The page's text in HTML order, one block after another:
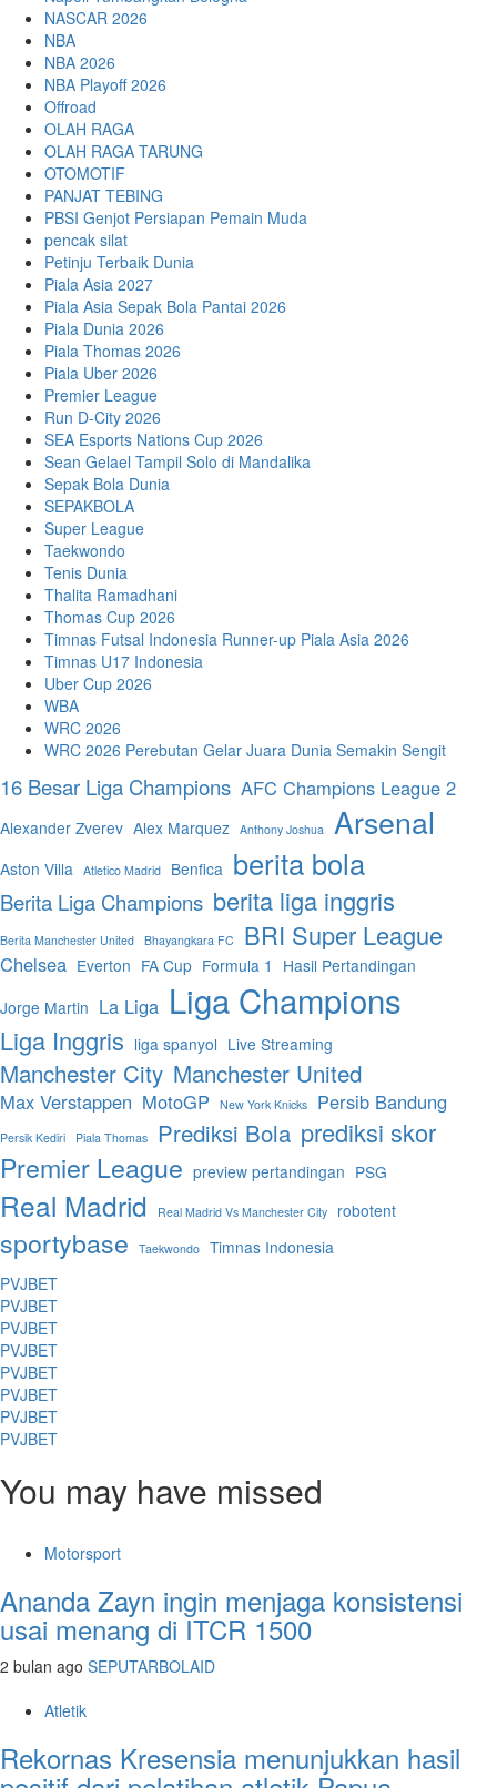
NASCAR 2026
NBA
NBA 2026
NBA Playoff 2026
Offroad
OLAH RAGA
OLAH RAGA TARUNG
OTOMOTIF
PANJAT TEBING
PBSI Genjot Persiapan Pemain Muda
pencak silat
Petinju Terbaik Dunia
Piala Asia 2027
Piala Asia Sepak Bola Pantai 2026
Piala Dunia 2026
Piala Thomas 2026
Piala Uber 2026
Premier League
Run D-City 2026
SEA Esports Nations Cup 2026
Sean Gelael Tampil Solo di Mandalika
Sepak Bola Dunia
SEPAKBOLA
Super League
Taekwondo
Tenis Dunia
Thalita Ramadhani
Thomas Cup 2026
Timnas Futsal Indonesia Runner-up Piala Asia 2026
Timnas U17 Indonesia
Uber Cup 2026
WBA
WRC 2026
WRC 2026 Perebutan Gelar Juara Dunia Semakin Sengit
16 Besar Liga Champions AFC Champions League 2
Alexander Zverev Alex Marquez Anthony Joshua Arsenal
Aston Villa Atletico Madrid Benfica berita bola
Berita Liga Champions berita liga inggris
Berita Manchester United Bhayangkara FC BRI Super League
Chelsea Everton FA Cup Formula 1
Hasil Pertandingan
Jorge Martin La Liga Liga Champions
Liga Inggris liga spanyol Live Streaming
Manchester City Manchester United
Max Verstappen MotoGP New York Knicks Persib Bandung
Persik Kediri Piala Thomas Prediksi Bola prediksi skor
Premier League preview pertandingan PSG
Real Madrid Real Madrid Vs Manchester City robotent
sportybase Taekwondo Timnas Indonesia
PVJBET
PVJBET
PVJBET
PVJBET
PVJBET
PVJBET
PVJBET
PVJBET
You may have missed
Motorsport
Ananda Zayn ingin menjaga konsistensi
usai menang di ITCR 1500
2 bulan ago SEPUTARBOLAID
Atletik
Rekornas Kresensia menunjukkan hasil